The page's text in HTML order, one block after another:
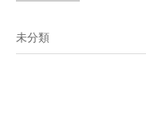
未分類